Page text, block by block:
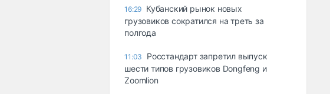
16:29 Кубанский рынок новых
грузовиков сократился на треть за
полгода
11:03
Росстандарт запретил выпуск
шести типов грузовиков Dongfeng и
Zoomlion